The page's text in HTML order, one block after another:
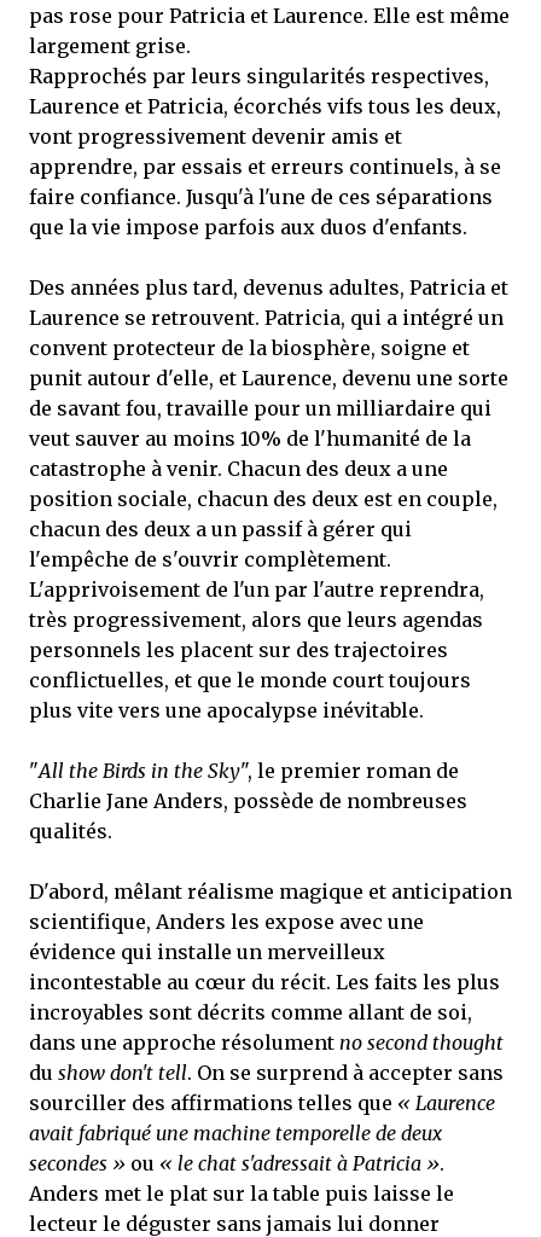
pas rose pour Patricia et Laurence. Elle est même
largement grise.
Rapprochés par leurs singularités respectives,
Laurence et Patricia, écorchés vifs tous les deux,
vont progressivement devenir amis et
apprendre, par essais et erreurs continuels, à se
faire confiance. Jusqu'à l'une de ces séparations
que la vie impose parfois aux duos d'enfants.
Des années plus tard, devenus adultes, Patricia et
Laurence se retrouvent. Patricia, qui a intégré un
convent protecteur de la biosphère, soigne et
punit autour d'elle, et Laurence, devenu une sorte
de savant fou, travaille pour un milliardaire qui
veut sauver au moins 10% de l'humanité de la
catastrophe à venir. Chacun des deux a une
position sociale, chacun des deux est en couple,
chacun des deux a un passif à gérer qui
l'empêche de s'ouvrir complètement.
L'apprivoisement de l'un par l'autre reprendra,
très progressivement, alors que leurs agendas
personnels les placent sur des trajectoires
conflictuelles, et que le monde court toujours
plus vite vers une apocalypse inévitable.
"All the Birds in the Sky", le premier roman de
Charlie Jane Anders, possède de nombreuses
qualités.
D'abord, mêlant réalisme magique et anticipation
scientifique, Anders les expose avec une
évidence qui installe un merveilleux
incontestable au cœur du récit. Les faits les plus
incroyables sont décrits comme allant de soi,
dans une approche résolument no second thought
du show don't tell. On se surprend à accepter sans
sourciller des affirmations telles que « Laurence
avait fabriqué une machine temporelle de deux
secondes » ou « le chat s'adressait à Patricia ».
Anders met le plat sur la table puis laisse le
lecteur le déguster sans jamais lui donner